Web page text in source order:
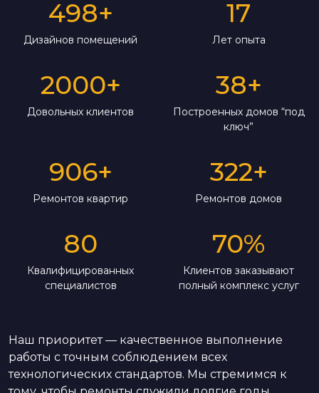
498+
Дизайнов помещений
17
Лет опыта
2000+
Довольных клиентов
38+
Построенных домов “под
ключ”
906+
Ремонтов квартир
322+
Ремонтов домов
80
Квалифицированных
специалистов
70%
Клиентов заказывают
полный комплекс услуг
Наш приоритет — качественное выполнение
работы с точным соблюдением всех
технологических стандартов. Мы стремимся к